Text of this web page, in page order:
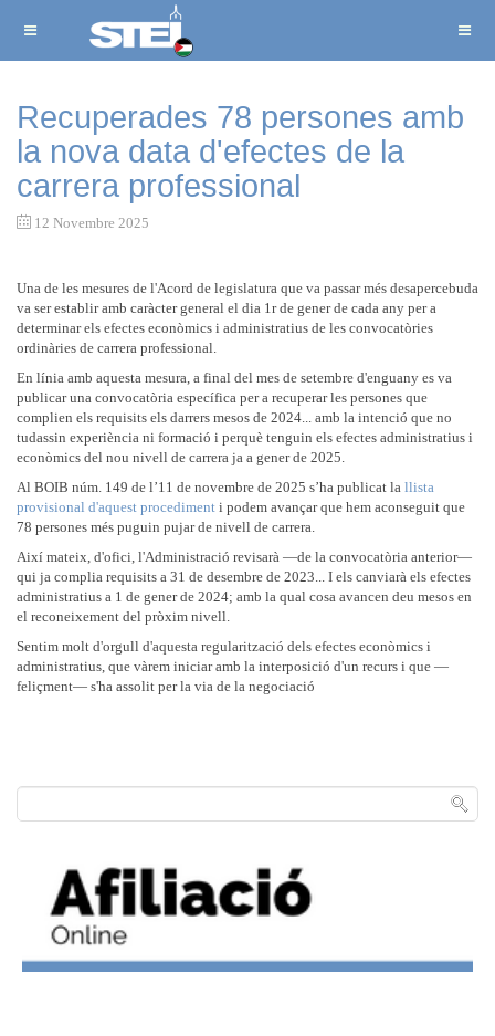
Recuperades 78 persones amb
la nova data d'efectes de la
carrera professional
12 Novembre 2025
Una de les mesures de l'Acord de legislatura que va passar més desapercebuda
va ser establir amb caràcter general el dia 1r de gener de cada any per a
determinar els efectes econòmics i administratius de les convocatòries
ordinàries de carrera professional.
En línia amb aquesta mesura, a final del mes de setembre d'enguany es va
publicar una convocatòria específica per a recuperar les persones que
complien els requisits els darrers mesos de 2024... amb la intenció que no
tudassin experiència ni formació i perquè tenguin els efectes administratius i
econòmics del nou nivell de carrera ja a gener de 2025.
Al BOIB núm. 149 de l’11 de novembre de 2025 s’ha publicat la llista
provisional d'aquest procediment i podem avançar que hem aconseguit que
78 persones més puguin pujar de nivell de carrera.
Així mateix, d'ofici, l'Administració revisarà —de la convocatòria anterior—
qui ja complia requisits a 31 de desembre de 2023... I els canviarà els efectes
administratius a 1 de gener de 2024; amb la qual cosa avancen deu mesos en
el reconeixement del pròxim nivell.
Sentim molt d'orgull d'aquesta regularització dels efectes econòmics i
administratius, que vàrem iniciar amb la interposició d'un recurs i que —
feliçment— s'ha assolit per la via de la negociació